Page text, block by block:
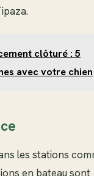
clôturé : 5
avec votre chien
les stations
en bateau sont